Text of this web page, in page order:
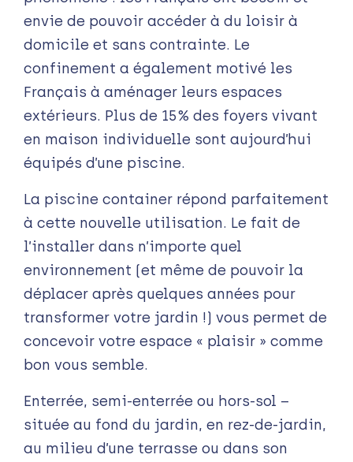
envie de pouvoir accéder à du loisir à
domicile et sans contrainte. Le
confinement a également motivé les
Français à aménager leurs espaces
extérieurs. Plus de 15% des foyers vivant
en maison individuelle sont aujourd’hui
équipés d’une piscine.
La piscine container répond parfaitement
à cette nouvelle utilisation. Le fait de
l’installer dans n’importe quel
environnement (et même de pouvoir la
déplacer après quelques années pour
transformer votre jardin !) vous permet de
concevoir votre espace « plaisir » comme
bon vous semble.
Enterrée, semi-enterrée ou hors-sol –
située au fond du jardin, en rez-de-jardin,
au milieu d’une terrasse ou dans son